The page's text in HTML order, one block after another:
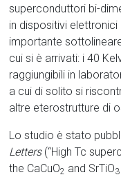
superconduttori bi-
in dispositivi
importante
cui si è arrivati: i 40
raggiungibili in
a cui di solito si
altre eterostrutture di
Lo studio è stato
Letters(“High Tc
the CaCuO2 and SrTiO3